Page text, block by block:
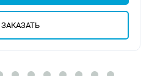
ЗАКАЗАТЬ